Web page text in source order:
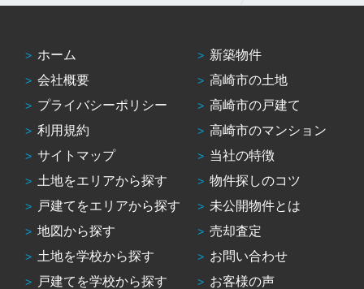
ホーム
会社概要
プライバシーポリシー
利用規約
サイトマップ
土地をエリアから探す
戸建てをエリアから探す
地図から探す
土地を学校から探す
戸建てを学校から探す
新築物件
高崎市の土地
高崎市の戸建て
高崎市のマンション
当社の特徴
物件探しのコツ
未公開物件とは
売却査定
お問い合わせ
お客様の声